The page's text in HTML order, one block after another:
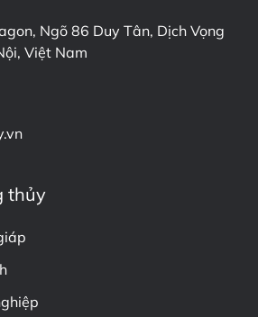
Ngõ 86 Duy Tân, Dịch Vọng
Việt Nam
thủy